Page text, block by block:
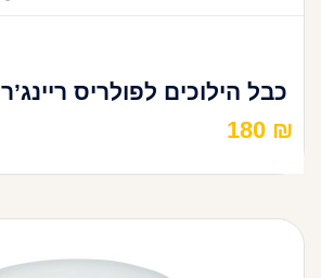
כבל הילוכים לפולריס ריינג’ר
180 ₪